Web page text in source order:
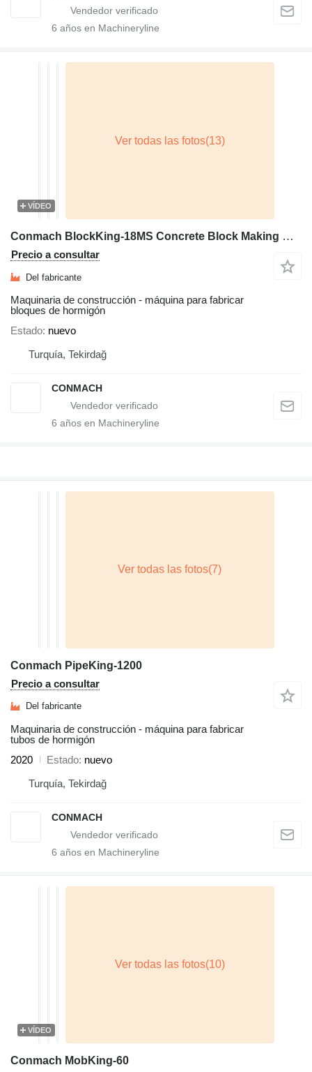
6 años en Machineryline
VÍDEO
Conmach BlockKing-18MS Concrete Block Making Machine - 7.000 units/shift
Precio a consultar
Del fabricante
Maquinaria de construcción - máquina para fabricar
bloques de hormigón
Estado nuevo
Turquía, Tekirdağ
CONMACH
6 años en Machineryline
Conmach PipeKing-1200
Precio a consultar
Del fabricante
Maquinaria de construcción - máquina para fabricar
tubos de hormigón
2020
Estado nuevo
Turquía, Tekirdağ
CONMACH
6 años en Machineryline
VÍDEO
Conmach MobKing-60